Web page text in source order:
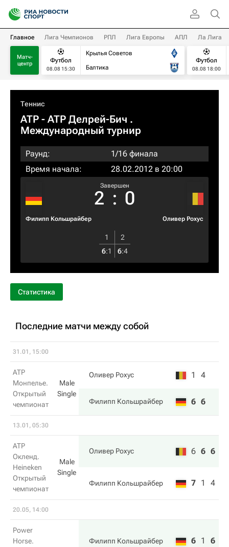
Главное Лига Чемпионов РПЛ Лига Европы АПЛ Ла Лига
Матч-
центр
Футбол
08.08 15:30
Крылья Советов
Балтика
Футбол
08.08 18:00
Теннис
ATP - ATP Делрей-Бич .
Международный турнир
Раунд:
1/16 финала
Время начала:
28.02.2012 в 20:00
Филипп Кольшрайбер
Завершен
2 : 0
Оливер Рохус
1
2
6:1 6:4
Статистика
Последние матчи между собой
31.01, 15:00
ATP
Монпелье.
Открытый
чемпионат
Male
Single
Оливер Рохус 1 4
Филипп Кольшрайбер 6 6
13.01, 05:30
ATP
Окленд.
Heineken
Открытый
чемпионат
Male
Single
Оливер Рохус 6 6 6
Филипп Кольшрайбер 7 1 4
20.05, 14:00
Power
Horse.
Филипп Кольшрайбер 6 1 6